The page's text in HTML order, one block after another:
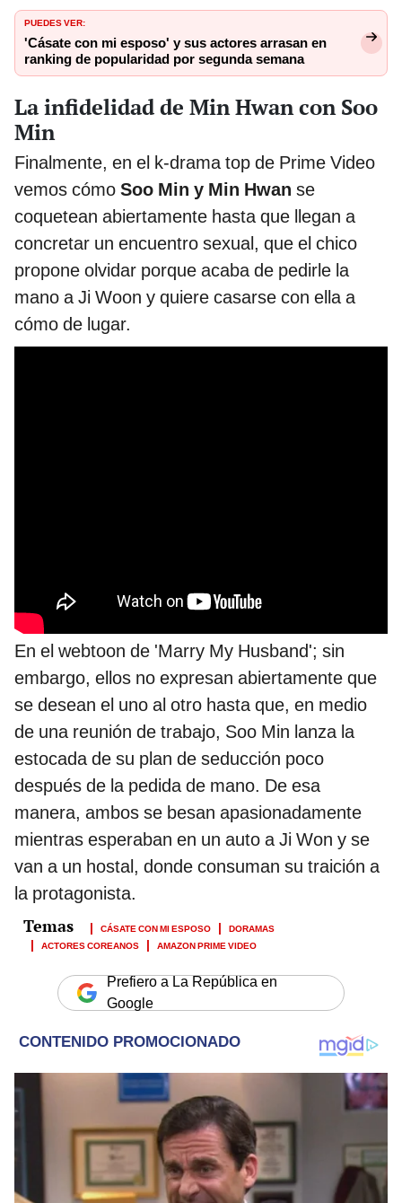
PUEDES VER:
'Cásate con mi esposo' y sus actores arrasan en
ranking de popularidad por segunda semana
La infidelidad de Min Hwan con Soo
Min
Finalmente, en el k-drama top de Prime Video
vemos cómo Soo Min y Min Hwan se
coquetean abiertamente hasta que llegan a
concretar un encuentro sexual, que el chico
propone olvidar porque acaba de pedirle la
mano a Ji Woon y quiere casarse con ella a
cómo de lugar.
En el webtoon de 'Marry My Husband'; sin
embargo, ellos no expresan abiertamente que
se desean el uno al otro hasta que, en medio
de una reunión de trabajo, Soo Min lanza la
estocada de su plan de seducción poco
después de la pedida de mano. De esa
manera, ambos se besan apasionadamente
mientras esperaban en un auto a Ji Won y se
van a un hostal, donde consuman su traición a
la protagonista.
CÁSATE CON MI ESPOSO
DORAMAS
ACTORES COREANOS
AMAZON PRIME VIDEO
Prefiero a La República en
Google